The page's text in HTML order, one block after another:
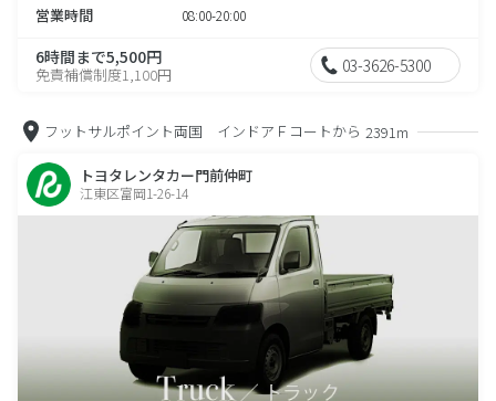
営業時間 08:00-20:00
6時間まで5,500円
免責補償制度1,100円 03-3626-5300
フットサルポイント両国 インドアＦコートから 2391m
トヨタレンタカー門前仲町
江東区富岡1-26-14